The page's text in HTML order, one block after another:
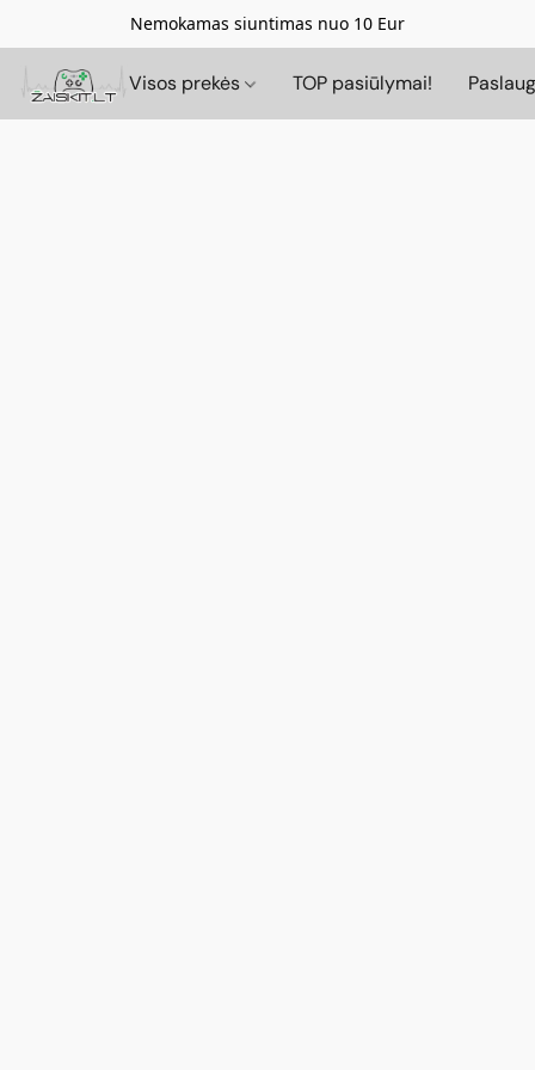
Nemokamas siuntimas nuo 10 Eur
Visos prekės TOP pasiūlymai!